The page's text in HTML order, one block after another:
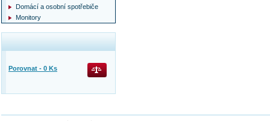
Domácí a osobní spotřebiče
Monitory
Porovnat - 0 Ks